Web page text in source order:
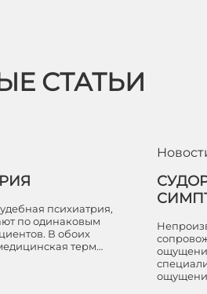
СТАТЬИ
психиатрия,
по одинаковым
В обоих
терм…